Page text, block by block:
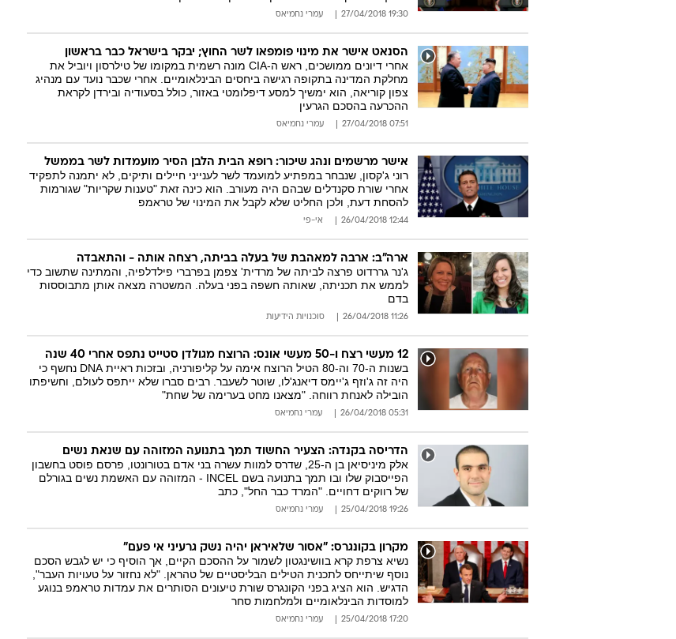
19:30 27/04/2018 עמרי נחמיאס
הסנאט אישר את מינוי פומפאו לשר החוץ; יבקר בישראל כבר בראשון
אחרי דיונים ממושכים, ראש ה-CIA מונה רשמית במקומו של טילרסון ויוביל את
מחלקת המדינה בתקופה רגישה ביחסים הבינלאומיים. אחרי שכבר נועד עם מנהיג
צפון קוריאה, הוא ימשיך למסע דיפלומטי באזור, כולל בסעודיה ובירדן לקראת
ההכרעה בהסכם הגרעין
07:51 27/04/2018 עמרי נחמיאס
אישר מרשמים ונהג שיכור: רופא הבית הלבן הסיר מועמדות לשר בממשל
רוני ג'קסון, שנבחר במפתיע למועמד לשר לענייני חיילים ותיקים, לא יתמנה לתפקיד
אחרי שורת סקנדלים שבהם היה מעורב. הוא כינה זאת "טענות שקריות" שגורמות
להסחת דעת, ולכן החליט שלא לקבל את המינוי של טראמפ
12:44 26/04/2018 אי-פי
ארה"ב: ארבה למאהבת של בעלה בביתה, רצחה אותה - והתאבדה
ג'נר גררדוט פרצה לביתה של מרדית' צפמן בפרברי פילדלפיה, והמתינה שתשוב כדי
לממש את תכניתה, שאותה חשפה בפני בעלה. המשטרה מצאה אותן מתבוססות
בדם
11:26 26/04/2018 סוכנויות הידיעות
12 מעשי רצח ו-50 מעשי אונס: הרוצח מגולדן סטייט נתפס אחרי 40 שנה
בשנות ה-70 וה-80 הטיל הרוצח אימה על קליפורניה, ובזכות ראיית DNA נחשף כי
היה זה ג'וזף ג'יימס דיאנג'לו, שוטר לשעבר. רבים סברו שלא ייתפס לעולם, וחשיפתו
הובילה לאנחת רווחה. "מצאנו מחט בערימה של שחת"
05:31 26/04/2018 עמרי נחמיאס
הדריסה בקנדה: הצעיר החשוד תמך בתנועה המזוהה עם שנאת נשים
אלק מיניסיאן בן ה-25, שדרס למוות עשרה בני אדם בטורונטו, פרסם פוסט בחשבון
הפייסבוק שלו ובו תמך בתנועה בשם INCEL - המזוהה עם האשמת נשים בגורלם
של רווקים דחויים. "המרד כבר החל", כתב
19:26 25/04/2018 עמרי נחמיאס
מקרון בקונגרס: "אסור שלאיראן יהיה נשק גרעיני אי פעם"
נשיא צרפת קרא בוושינגטון לשמור על ההסכם הקיים, אך הוסיף כי יש לגבש הסכם
נוסף שיתייחס לתכנית הטילים הבליסטיים של טהראן. "לא נחזור על טעויות העבר",
הדגיש. הוא הציג בפני הקונגרס שורת טיעונים הסותרים את עמדות טראמפ בנוגע
למוסדות הבינלאומיים ולמלחמות סחר
17:20 25/04/2018 עמרי נחמיאס